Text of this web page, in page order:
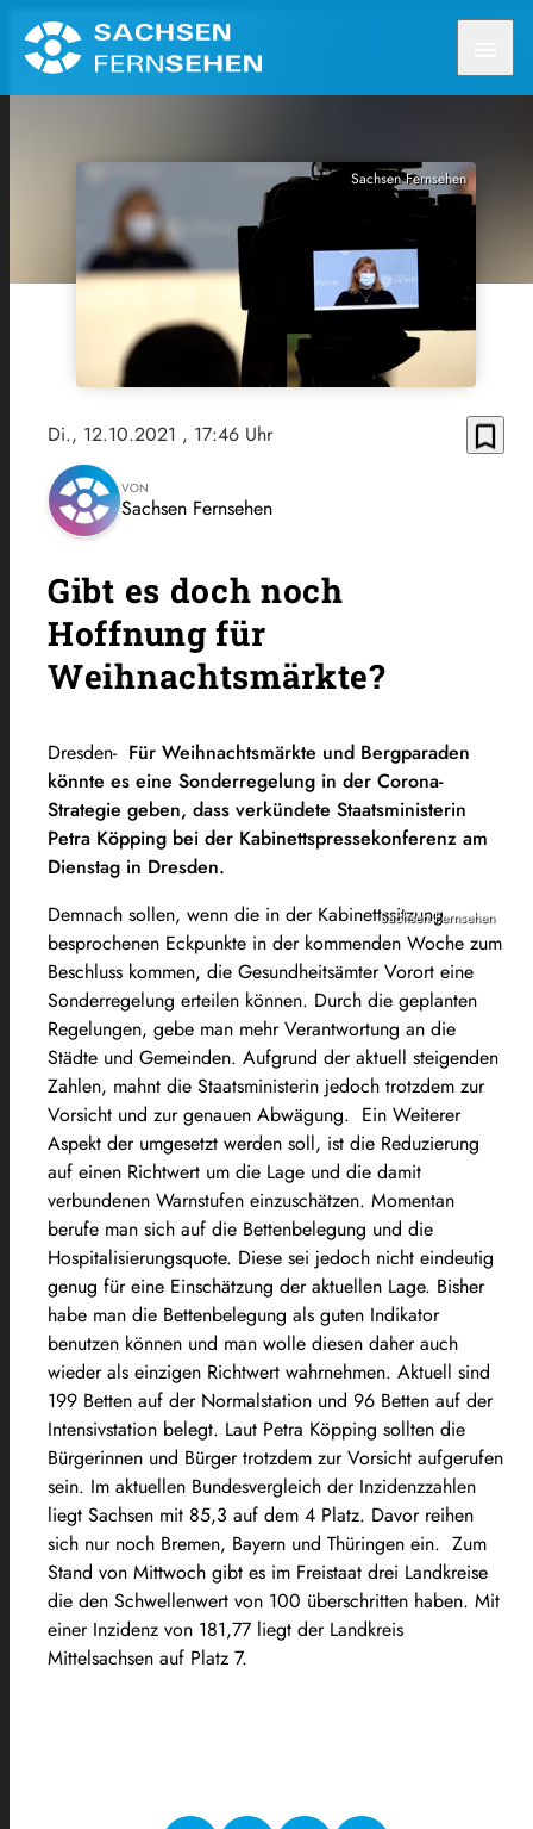
Sachsen Fernsehen
Di., 12.10.2021 , 17:46 Uhr bookmark_border
VON
Sachsen Fernsehen
Gibt es doch noch
Hoffnung für
Weihnachtsmärkte?
Dresden- Für Weihnachtsmärkte und Bergparaden
könnte es eine Sonderregelung in der Corona-
Strategie geben, dass verkündete Staatsministerin
Petra Köpping bei der Kabinettspressekonferenz am
Dienstag in Dresden.
Sachsen Fernsehen
Demnach sollen, wenn die in der Kabinettssitzung
besprochenen Eckpunkte in der kommenden Woche zum
Beschluss kommen, die Gesundheitsämter Vorort eine
Sonderregelung erteilen können. Durch die geplanten
Regelungen, gebe man mehr Verantwortung an die
Städte und Gemeinden. Aufgrund der aktuell steigenden
Zahlen, mahnt die Staatsministerin jedoch trotzdem zur
Vorsicht und zur genauen Abwägung. Ein Weiterer
Aspekt der umgesetzt werden soll, ist die Reduzierung
auf einen Richtwert um die Lage und die damit
verbundenen Warnstufen einzuschätzen. Momentan
berufe man sich auf die Bettenbelegung und die
Hospitalisierungsquote. Diese sei jedoch nicht eindeutig
genug für eine Einschätzung der aktuellen Lage. Bisher
habe man die Bettenbelegung als guten Indikator
benutzen können und man wolle diesen daher auch
wieder als einzigen Richtwert wahrnehmen. Aktuell sind
199 Betten auf der Normalstation und 96 Betten auf der
Intensivstation belegt. Laut Petra Köpping sollten die
Bürgerinnen und Bürger trotzdem zur Vorsicht aufgerufen
sein. Im aktuellen Bundesvergleich der Inzidenzzahlen
liegt Sachsen mit 85,3 auf dem 4 Platz. Davor reihen
sich nur noch Bremen, Bayern und Thüringen ein. Zum
Stand von Mittwoch gibt es im Freistaat drei Landkreise
die den Schwellenwert von 100 überschritten haben. Mit
einer Inzidenz von 181,77 liegt der Landkreis
Mittelsachsen auf Platz 7.